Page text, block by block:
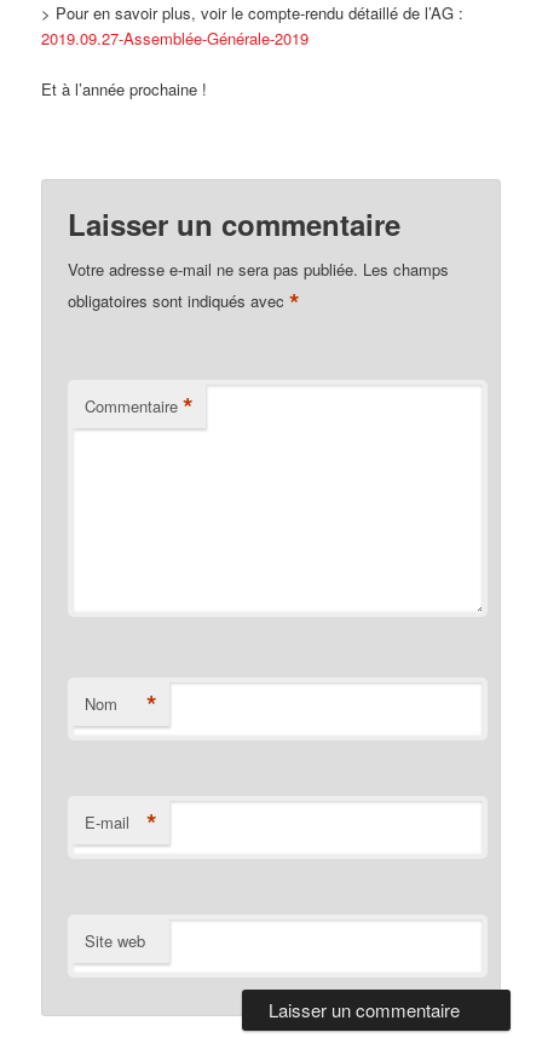
> Pour en savoir plus, voir le compte-rendu détaillé de l’AG :
2019.09.27-Assemblée-Générale-2019
Et à l’année prochaine !
Laisser un commentaire
Votre adresse e-mail ne sera pas publiée. Les champs
obligatoires sont indiqués avec*
Commentaire *
Nom *
E-mail *
Site web